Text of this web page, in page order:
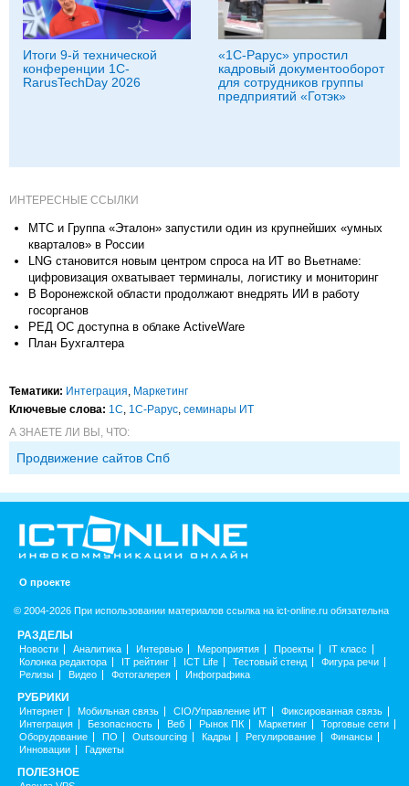
Итоги 9-й технической
конференции 1C-
RarusTechDay 2026
«1С‑Рарус» упростил
кадровый документооборот
для сотрудников группы
предприятий «Готэк»
ИНТЕРЕСНЫЕ ССЫЛКИ
МТС и Группа «Эталон» запустили один из крупнейших «умных
кварталов» в России
LNG становится новым центром спроса на ИТ во Вьетнаме:
цифровизация охватывает терминалы, логистику и мониторинг
В Воронежской области продолжают внедрять ИИ в работу
госорганов
РЕД ОС доступна в облаке ActiveWare
План Бухгалтера
Тематики: Интеграция, Маркетинг
Ключевые слова: 1С, 1С-Рарус, семинары ИТ
А ЗНАЕТЕ ЛИ ВЫ, ЧТО:
Продвижение сайтов Спб
О проекте
© 2004-2026 При использовании материалов ссылка на ict-online.ru обязательна
РАЗДЕЛЫ
Новости Аналитика Интервью Мероприятия Проекты
IT класс
Колонка редактора
IT рейтинг ICT Life Тестовый стенд
Фигура речи
Релизы
Видео Фотогалерея Инфографика
РУБРИКИ
Интернет Мобильная связь CIO/Управление ИТ
Фиксированная связь
Интеграция
Безопасность Веб Рынок ПК Маркетинг
Торговые сети
Оборудование
ПО Outsourcing Кадры Регулирование
Финансы
Инновации
Гаджеты
ПОЛЕЗНОЕ